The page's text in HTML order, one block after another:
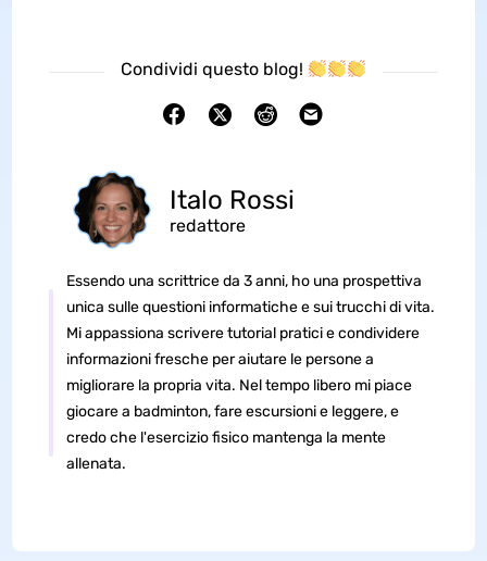
Condividi questo blog!
Italo Rossi
redattore
Essendo una scrittrice da 3 anni, ho una prospettiva
unica sulle questioni informatiche e sui trucchi di vita.
Mi appassiona scrivere tutorial pratici e condividere
informazioni fresche per aiutare le persone a
migliorare la propria vita. Nel tempo libero mi piace
giocare a badminton, fare escursioni e leggere, e
credo che l'esercizio fisico mantenga la mente
allenata.